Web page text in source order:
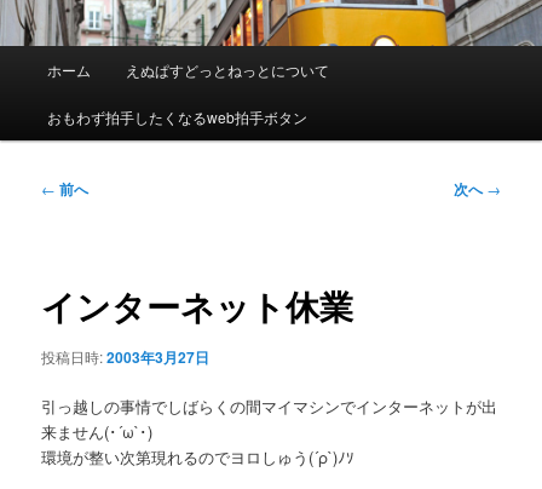
メ
ホーム えぬぱすどっとねっとについて
おもわず拍手したくなるweb拍手ボタン
投
ー
ョ
← 前へ 次へ→
インターネット休業
投稿日時:2003年3月27日
引っ越しの事情でしばらくの間マイマシンでインターネットが出
来ません(･´ω`･)
環境が整い次第現れるのでヨロしゅう(´ρ`)ﾉｿ